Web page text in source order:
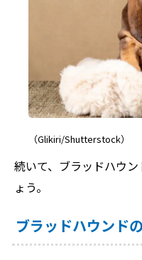
（Glikiri/Shutterstock）
続いて、ブラッドハウ
ょう。
ブラッドハウンド